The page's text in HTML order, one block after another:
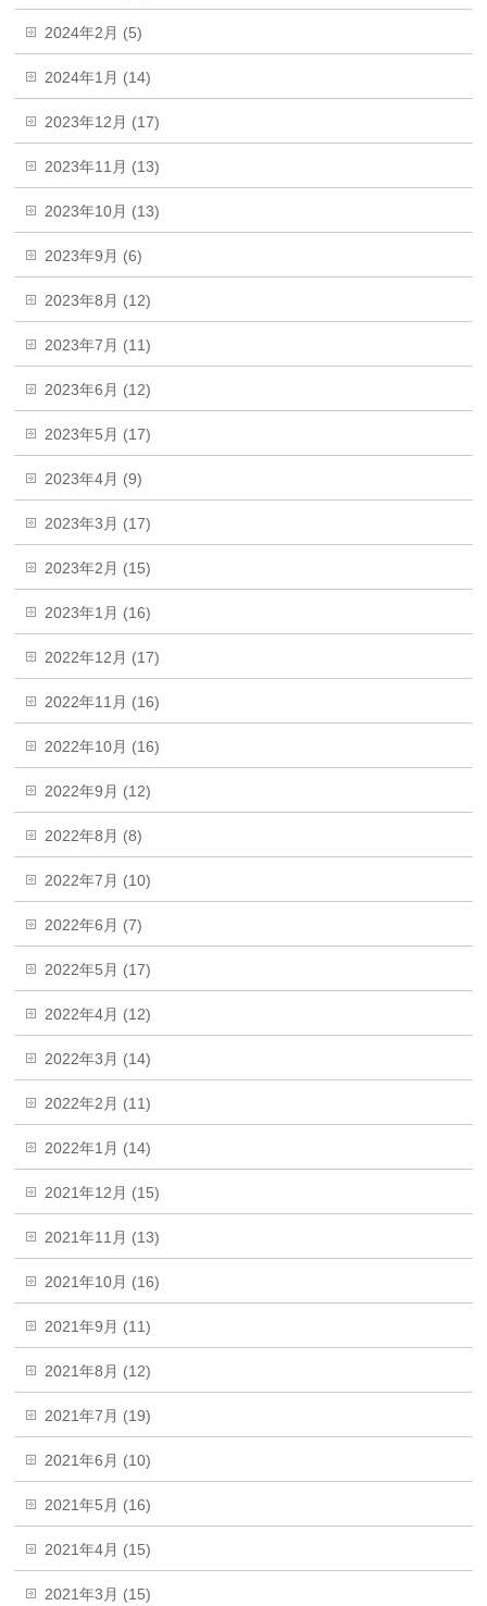
2024年2月 (5)
2024年1月 (14)
2023年12月 (17)
2023年11月 (13)
2023年10月 (13)
2023年9月 (6)
2023年8月 (12)
2023年7月 (11)
2023年6月 (12)
2023年5月 (17)
2023年4月 (9)
2023年3月 (17)
2023年2月 (15)
2023年1月 (16)
2022年12月 (17)
2022年11月 (16)
2022年10月 (16)
2022年9月 (12)
2022年8月 (8)
2022年7月 (10)
2022年6月 (7)
2022年5月 (17)
2022年4月 (12)
2022年3月 (14)
2022年2月 (11)
2022年1月 (14)
2021年12月 (15)
2021年11月 (13)
2021年10月 (16)
2021年9月 (11)
2021年8月 (12)
2021年7月 (19)
2021年6月 (10)
2021年5月 (16)
2021年4月 (15)
2021年3月 (15)